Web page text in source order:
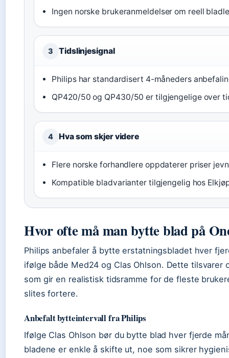
Ingen norske brukeranmeldelser om reell
3 Tidslinjesignal
Philips har standardisert 4-måneders
QP420/50 og QP430/50 er tilgjengelige over
4 Hva som skjer videre
Flere norske forhandlere oppdaterer priser
Kompatible bladvarianter tilgjengelig hos
Hvor ofte må man bytte blad på
Philips anbefaler å bytte erstatningsbladet hver
ifølge både Med24 og Clas Ohlson. Dette
som gir en realistisk tidsramme for de fleste
slites fortere.
Anbefalt bytteintervall fra Philips
Ifølge Clas Ohlson bør du bytte blad hver fjerde
bladene er enkle å skifte ut, noe som sikrer